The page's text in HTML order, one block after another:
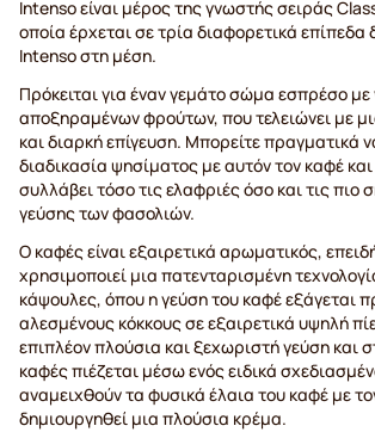
Intenso είναι μέρος της γνωστής σειράς
οποία έρχεται σε τρία διαφορετικά επίπεδα
Intenso στη μέση.
Πρόκειται για έναν γεμάτο σώμα εσπρέσο με
αποξηραμένων φρούτων, που τελειώνει με
και διαρκή επίγευση. Μπορείτε πραγματικά
διαδικασία ψησίματος με αυτόν τον καφέ
συλλάβει τόσο τις ελαφριές όσο και τις πιο
γεύσης των φασολιών.
Ο καφές είναι εξαιρετικά αρωματικός,
χρησιμοποιεί μια πατενταρισμένη
κάψουλες, όπου η γεύση του καφέ εξάγεται
αλεσμένους κόκκους σε εξαιρετικά υψηλή
επιπλέον πλούσια και ξεχωριστή γεύση και
καφές πιέζεται μέσω ενός ειδικά
αναμειχθούν τα φυσικά έλαια του καφέ με
δημιουργηθεί μια πλούσια κρέμα.